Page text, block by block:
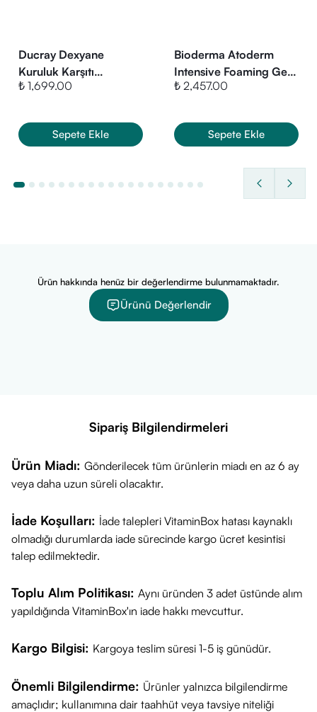
DIUTAN GUM. SCLEROTIUM GUM. SODIUM
HYALURONATE.
Ducray Dexyane
Kuruluk Karşıtı
Nemlendirici Balm 200
₺ 1,699.00
Sepete Ekle
Bioderma Atoderm
Intensive Foaming Gel 1
Litre - Yüz ve Vücut
₺ 2,457.00
Sepete Ekle
Ürün hakkında henüz bir değerlendirme bulunmamaktadır.
Ürünü Değerlendir
Sipariş Bilgilendirmeleri
Ürün Miadı: Gönderilecek tüm ürünlerin miadı en az 6 ay
veya daha uzun süreli olacaktır.
İade Koşulları: İade talepleri VitaminBox hatası kaynaklı
olmadığı durumlarda iade sürecinde kargo ücret kesintisi
talep edilmektedir.
Toplu Alım Politikası: Aynı üründen 3 adet üstünde alım
yapıldığında VitaminBox'ın iade hakkı mevcuttur.
Kargo Bilgisi: Kargoya teslim süresi 1-5 iş günüdür.
Önemli Bilgilendirme: Ürünler yalnızca bilgilendirme
amaçlıdır; kullanımına dair taahhüt veya tavsiye niteliği